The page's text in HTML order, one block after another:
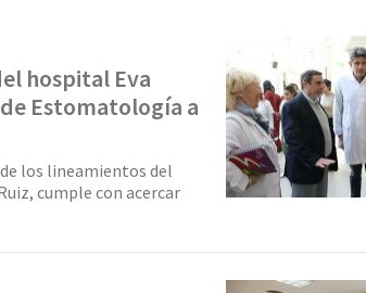
hospital Eva
Estomatología a
los lineamientos del
cumple con acercar